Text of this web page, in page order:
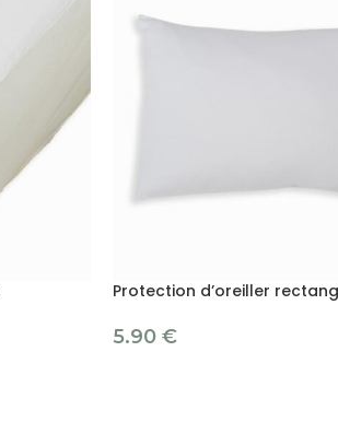
Protection d’oreiller
5.90 €